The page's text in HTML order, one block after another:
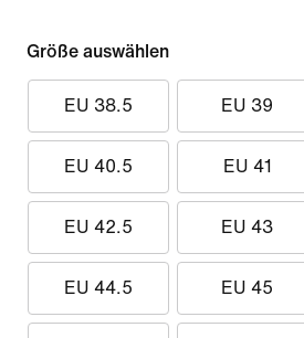
Größe auswählen
EU 38.5 EU 39
EU 40.5 EU 41
EU 42.5 EU 43
EU 44.5 EU 45